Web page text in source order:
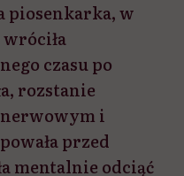
piosenkarka, w
czasu po
rozstanie
nerwowym i
przed
mentalnie odciąć